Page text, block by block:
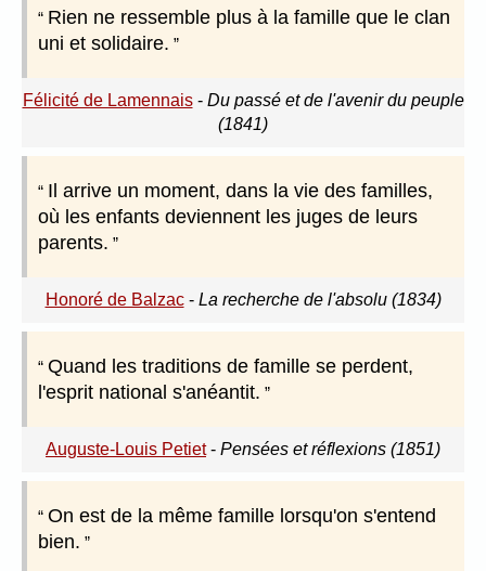
Rien ne ressemble plus à la famille que le clan
uni et solidaire.
Félicité de Lamennais- Du passé et de l'avenir du peuple
(1841)
Il arrive un moment, dans la vie des familles,
où les enfants deviennent les juges de leurs
parents.
Honoré de Balzac- La recherche de l'absolu (1834)
Quand les traditions de famille se perdent,
l'esprit national s'anéantit.
Auguste-Louis Petiet- Pensées et réflexions (1851)
On est de la même famille lorsqu'on s'entend
bien.